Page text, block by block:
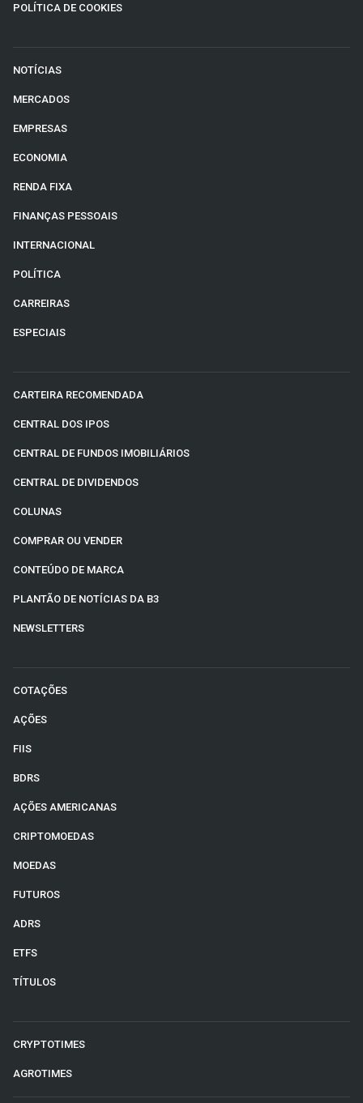
POLÍTICA DE COOKIES
NOTÍCIAS
MERCADOS
EMPRESAS
ECONOMIA
RENDA FIXA
FINANÇAS PESSOAIS
INTERNACIONAL
POLÍTICA
CARREIRAS
ESPECIAIS
CARTEIRA RECOMENDADA
CENTRAL DOS IPOS
CENTRAL DE FUNDOS IMOBILIÁRIOS
CENTRAL DE DIVIDENDOS
COLUNAS
COMPRAR OU VENDER
CONTEÚDO DE MARCA
PLANTÃO DE NOTÍCIAS DA B3
NEWSLETTERS
COTAÇÕES
AÇÕES
FIIS
BDRS
AÇÕES AMERICANAS
CRIPTOMOEDAS
MOEDAS
FUTUROS
ADRS
ETFS
TÍTULOS
CRYPTOTIMES
AGROTIMES